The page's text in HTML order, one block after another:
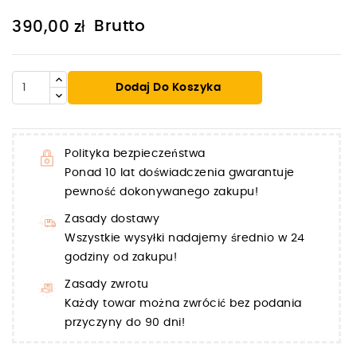
390,00 zł Brutto
Dodaj Do Koszyka
Polityka bezpieczeństwa
Ponad 10 lat doświadczenia gwarantuje
pewność dokonywanego zakupu!
Zasady dostawy
Wszystkie wysyłki nadajemy średnio w 24
godziny od zakupu!
Zasady zwrotu
Każdy towar można zwrócić bez podania
przyczyny do 90 dni!